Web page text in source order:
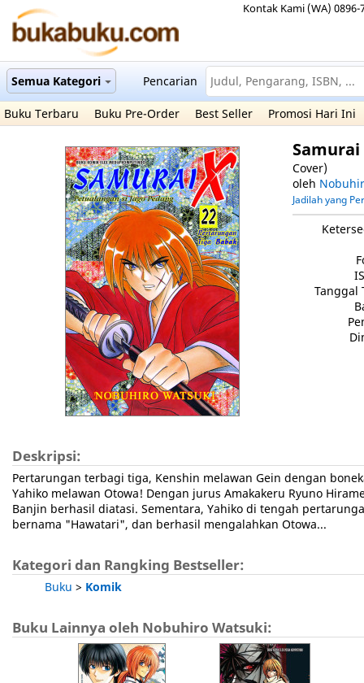
Kontak Kami (WA) 0896-
Semua Kategori Pencarian
Buku Terbaru Buku Pre-Order Best Seller Promosi Hari Ini
Cover)
oleh
Jadilah yang
Tanggal
Deskripsi:
Pertarungan terbagi tiga, Kenshin melawan Gein dengan
Yahiko melawan Otowa! Dengan jurus Amakakeru Ryuno
Banjin berhasil diatasi. Sementara, Yahiko di tengah
bernama "Hawatari", dan berhasil mengalahkan Otowa...
Kategori dan Rangking Bestseller:
Buku > Komik
Buku Lainnya oleh Nobuhiro Watsuki: